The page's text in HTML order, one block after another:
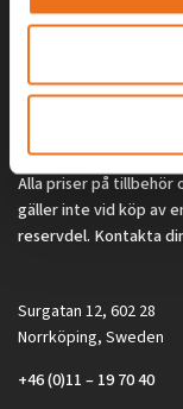
Alla priser på tillbehör
gäller inte vid köp av
reservdel. Kontakta
Surgatan 12, 602 28
Norrköping, Sweden
+46 (0)11 – 19 70 40